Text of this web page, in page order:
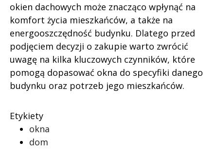
okien dachowych może znacząco wpłynąć na
komfort życia mieszkańców, a także na
energooszczędność budynku. Dlatego przed
podjęciem decyzji o zakupie warto zwrócić
uwagę na kilka kluczowych czynników, które
pomogą dopasować okna do specyfiki danego
budynku oraz potrzeb jego mieszkańców.
Etykiety
okna
dom